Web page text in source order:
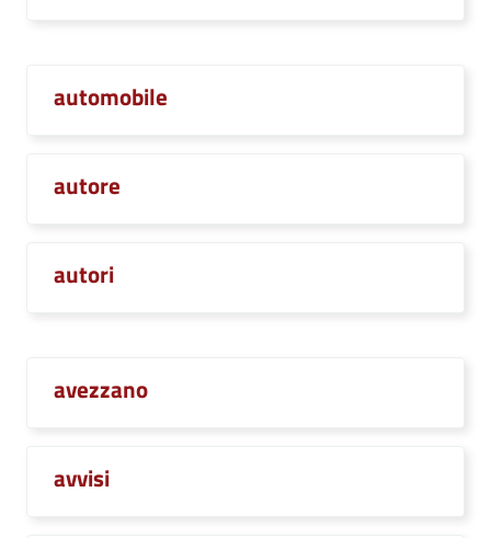
automobile
autore
autori
avezzano
avvisi